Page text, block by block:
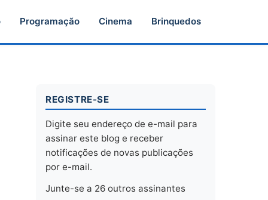
Programação Cinema Brinquedos
REGISTRE-SE
Digite seu endereço de e-mail para
assinar este blog e receber
notificações de novas publicações
por e-mail.
Junte-se a 26 outros assinantes